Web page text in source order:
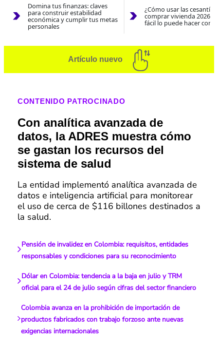
Domina tus finanzas: claves
para construir estabilidad
económica y cumplir tus metas
personales
¿Cómo usar las
comprar vivienda 2026?
fácil lo puede hacer con
Artículo nuevo
CONTENIDO PATROCINADO
Con analítica avanzada de
datos, la ADRES muestra cómo
se gastan los recursos del
sistema de salud
La entidad implementó analítica avanzada de
datos e inteligencia artificial para monitorear
el uso de cerca de $116 billones destinados a
la salud.
Pensión de invalidez en Colombia: requisitos, entidades
responsables y condiciones para su reconocimiento
Dólar en Colombia: tendencia a la baja en julio y TRM
oficial para el 24 de julio según cifras del sector financiero
Colombia avanza en la prohibición de importación de
productos fabricados con trabajo forzoso ante nuevas
exigencias internacionales